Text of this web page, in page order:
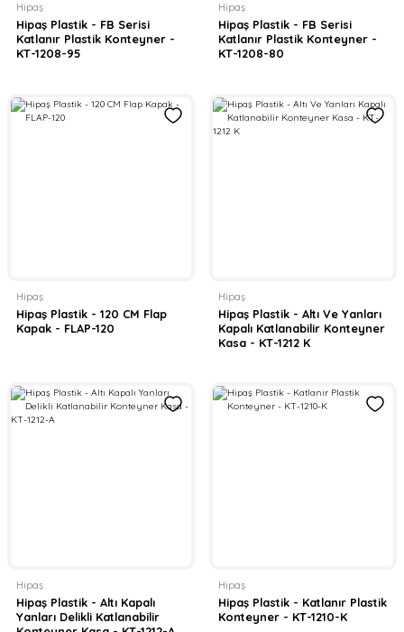
Hipaş
Hipaş Plastik - FB Serisi
Katlanır Plastik Konteyner -
KT-1208-95
Hipaş
Hipaş Plastik - FB Serisi
Katlanır Plastik Konteyner -
KT-1208-80
Hipaş
Hipaş Plastik - 120 CM Flap
Kapak - FLAP-120
Hipaş
Hipaş Plastik - Altı Ve Yanları
Kapalı Katlanabilir Konteyner
Kasa - KT-1212 K
Hipaş
Hipaş Plastik - Altı Kapalı
Yanları Delikli Katlanabilir
Hipaş
Hipaş Plastik - Katlanır Plastik
Konteyner - KT-1210-K